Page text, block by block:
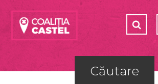
CASTELE
COALIȚIA
CUM POȚI AJUTA?Căutare